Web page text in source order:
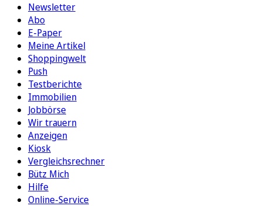
Newsletter
Abo
E-Paper
Meine Artikel
Shoppingwelt
Push
Testberichte
Immobilien
Jobbörse
Wir trauern
Anzeigen
Kiosk
Vergleichsrechner
Bütz Mich
Hilfe
Online-Service